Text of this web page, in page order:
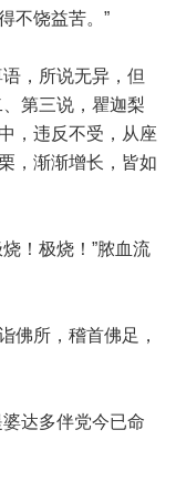
不饶益苦。”
，所说无异，但
第三说，瞿迦梨
，违反不受，从座
，渐渐增长，皆如
！极烧！”脓血流
佛所，稽首佛足，
达多伴党今已命